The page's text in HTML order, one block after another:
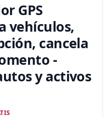
GPS
vehículos,
cancela
-
y activos